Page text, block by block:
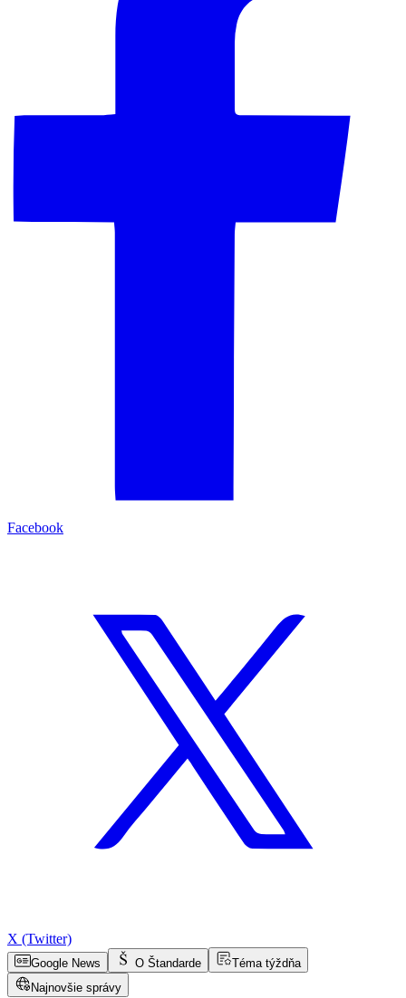
Facebook
X (Twitter)
Google News O Štandarde
Téma týždňa
Najnovšie správy